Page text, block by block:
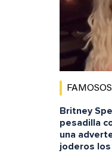
FAMOSOS
Britney
pesadilla
una
joderos